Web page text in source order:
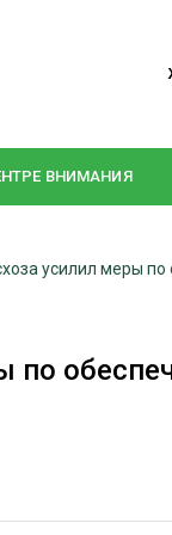
ВНИМАНИЯ
усилил меры
по